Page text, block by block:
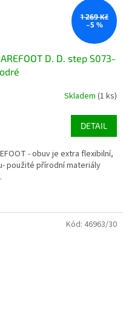
1 269 Kč
–5 %
D. D. step S073-
Skladem (1 ks)
DETAIL
- obuv je extra flexibilní,
použité přírodní materiály
Kód: 46963/30